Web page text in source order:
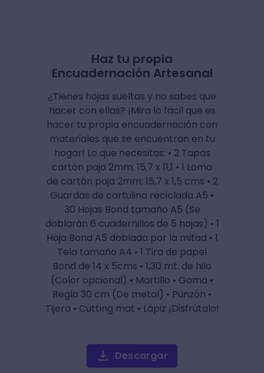
Haz tu propia
Encuadernación Artesanal
¿Tienes hojas sueltas y no sabes que
hacer con ellas? ¡Mira lo fácil que es
hacer tu propia encuadernación con
materiales que se encuentran en tu
hogar! Lo que necesitas: • 2 Tapas
cartón paja 2mm; 15,7 x 11,1 • 1 Lomo
de cartón paja 2mm; 15,7 x 1,5 cms • 2
Guardas de cartulina reciclada A5 •
30 Hojas Bond tamaño A5 (Se
doblarán 6 cuadernillos de 5 hojas) • 1
Hoja Bond A5 doblada por la mitad • 1
Tela tamaño A4 • 1 Tira de papel
Bond de 14 x 5cms • 1,30 mt. de hilo
(Color opcional) • Martillo • Goma •
Regla 30 cm (De metal) • Punzón •
Tijera • Cutting mat • Lápiz ¡Disfrútalo!
Descargar